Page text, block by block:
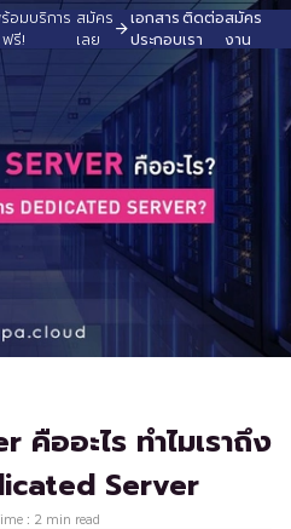
อมบริการ
รี!
สมัคร
เลย
เอกสาร
ประกอบ
ติดต่อ
เรา
สมัคร
งาน
ออะไร ทำไมเราถึง
Server
: 2 min read